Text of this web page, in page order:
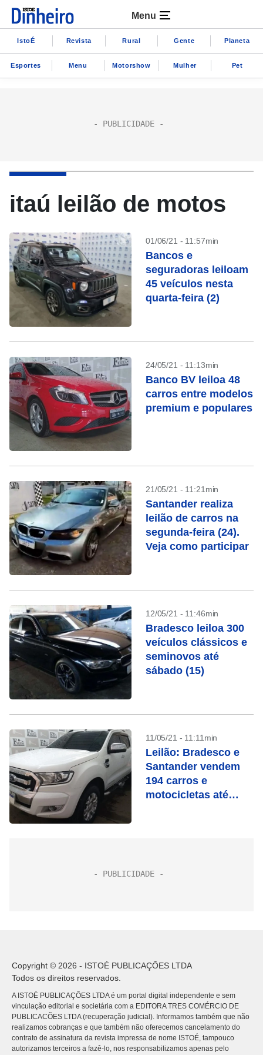
Menu
IstoÉ Revista Rural Gente Planeta
Esportes Menu Motorshow Mulher Pet
itaú leilão de motos
01/06/21 - 11:57min
Bancos e
seguradoras leiloam
45 veículos nesta
quarta-feira (2)
24/05/21 - 11:13min
Banco BV leiloa 48
carros entre modelos
premium e populares
21/05/21 - 11:21min
Santander realiza
leilão de carros na
segunda-feira (24).
Veja como participar
12/05/21 - 11:46min
Bradesco leiloa 300
veículos clássicos e
seminovos até
sábado (15)
11/05/21 - 11:11min
Leilão: Bradesco e
Santander vendem
194 carros e
motocicletas até
Copyright © 2026 - ISTOÉ PUBLICAÇÕES LTDA
Todos os direitos reservados.
A ISTOÉ PUBLICAÇÕES LTDA é um portal digital independente e sem
vinculação editorial e societária com a EDITORA TRES COMÉRCIO DE
PUBLICACÕES LTDA (recuperação judicial). Informamos também que não
realizamos cobranças e que também não oferecemos cancelamento do
contrato de assinatura da revista impressa de nome ISTOÉ, tampouco
autorizamos terceiros a fazê-lo, nos responsabilizamos apenas pelo